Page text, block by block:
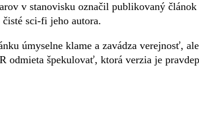
v stanovisku označil publikovaný
sci-fi jeho autora.
úmyselne klame a zavádza verejnosť,
odmieta špekulovať, ktorá verzia je